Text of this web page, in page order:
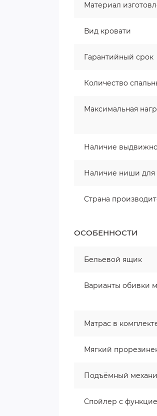
Материал
Вид кровати
Гарантийный срок
Количество
Максимальная
Наличие
Наличие ниши для
Страна
ОСОБЕННОСТИ
Бельевой ящик
Варианты обивки
Матрас в
Мягкий
Подъёмный
Спойлер с